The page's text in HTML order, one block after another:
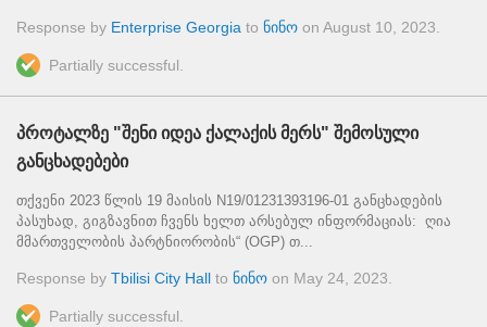
Response by Enterprise Georgia to ნინო on August 10, 2023
Partially successful.
პროტალზე "შენი იდეა ქალაქის მერს" შემოსული
განცხადებები
თქვენი 2023 წლის 19 მაისის N19/01231393196-01 განცხადების
პასუხად, გიგზავნით ჩვენს ხელთ არსებულ ინფორმაციას: ღია
მმართველობის პარტნიორობის“ (OGP) თ...
Response by Tbilisi City Hall to ნინო on May 24, 2023
Partially successful.